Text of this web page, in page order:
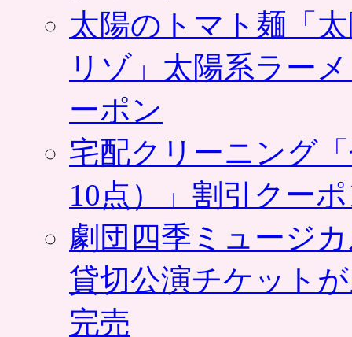
太陽のトマト麺「
リゾ」太陽系ラー
ーポン
宅配クリーニング
10点）」割引クー
劇団四季ミュージ
貸切公演チケット
完売